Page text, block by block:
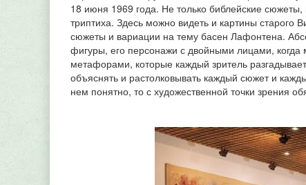
18 июня 1969 года. Не только библейские сюжеты,
триптиха. Здесь можно видеть и картины старого
сюжеты и вариации на тему басен Лафонтена.
фигуры, его персонажи с двойными лицами, когда
метафорами, которые каждый зритель
объяснять и растолковывать каждый сюжет и
нем понятно, то с художественной точки зрения